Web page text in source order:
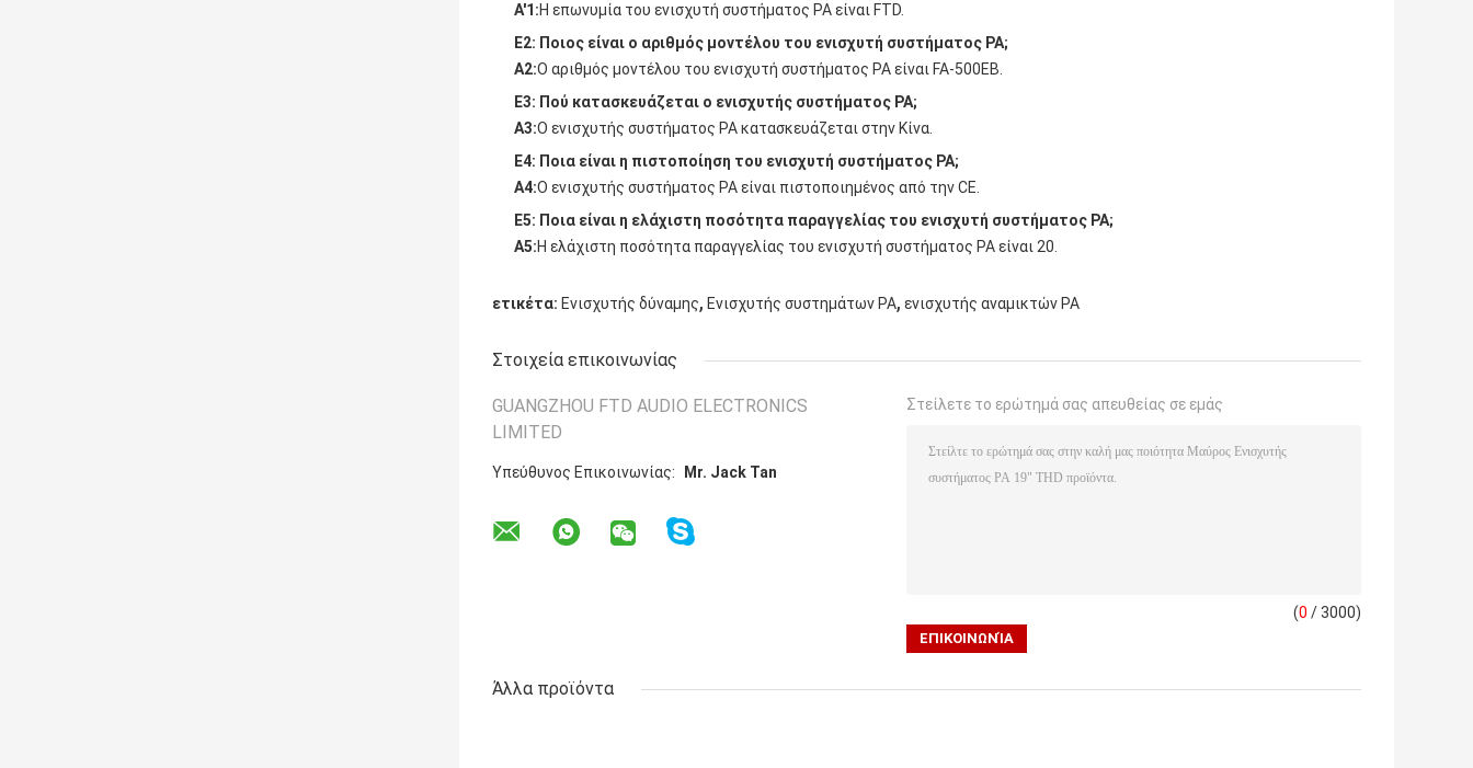
Α'1:Η επωνυμία του ενισχυτή συστήματος PA είναι FTD.
Ε2: Ποιος είναι ο αριθμός μοντέλου του ενισχυτή συστήματος PA;
Α2:Ο αριθμός μοντέλου του ενισχυτή συστήματος PA είναι FA-500EB.
Ε3: Πού κατασκευάζεται ο ενισχυτής συστήματος PA;
A3:Ο ενισχυτής συστήματος PA κατασκευάζεται στην Κίνα.
Ε4: Ποια είναι η πιστοποίηση του ενισχυτή συστήματος PA;
A4:Ο ενισχυτής συστήματος PA είναι πιστοποιημένος από την CE.
Ε5: Ποια είναι η ελάχιστη ποσότητα παραγγελίας του ενισχυτή συστήματος PA;
A5:Η ελάχιστη ποσότητα παραγγελίας του ενισχυτή συστήματος PA είναι 20.
ετικέτα: Ενισχυτής δύναμης, Ενισχυτής συστημάτων PA, ενισχυτής αναμικτών PA
Στοιχεία επικοινωνίας
GUANGZHOU FTD AUDIO ELECTRONICS
LIMITED
Υπεύθυνος Επικοινωνίας: Mr. Jack Tan
Στείλετε το ερώτημά σας απευθείας σε εμάς
(0 / 3000)
Άλλα προϊόντα